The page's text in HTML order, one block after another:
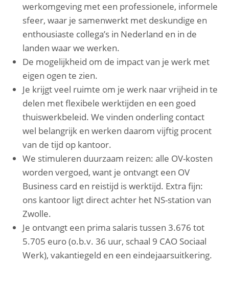
werkomgeving met een professionele, informele
sfeer, waar je samenwerkt met deskundige en
enthousiaste collega’s in Nederland en in de
landen waar we werken.
De mogelijkheid om de impact van je werk met
eigen ogen te zien.
Je krijgt veel ruimte om je werk naar vrijheid in te
delen met flexibele werktijden en een goed
thuiswerkbeleid. We vinden onderling contact
wel belangrijk en werken daarom vijftig procent
van de tijd op kantoor.
We stimuleren duurzaam reizen: alle OV-kosten
worden vergoed, want je ontvangt een OV
Business card en reistijd is werktijd. Extra fijn:
ons kantoor ligt direct achter het NS-station van
Zwolle.
Je ontvangt een prima salaris tussen 3.676 tot
5.705 euro (o.b.v. 36 uur, schaal 9 CAO Sociaal
Werk), vakantiegeld en een eindejaarsuitkering.